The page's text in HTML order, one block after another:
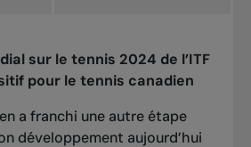
sur le tennis 2024 de l’ITF
pour le tennis canadien
a franchi une autre étape
développement aujourd’hui